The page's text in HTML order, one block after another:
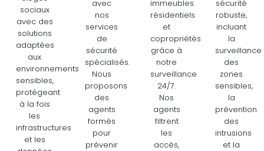
sociaux
avec des
solutions
adaptées
aux
environnements
sensibles,
protégeant
à la fois
les
infrastructures
et les
avec
nos
services
de
sécurité
spécialisés.
Nous
proposons
des
agents
formés
pour
prévenir
immeubles
résidentiels
et
copropriétés
grâce à
notre
surveillance
24/7.
Nos
agents
filtrent
les
accès,
sécurité
robuste,
incluant
la
surveillance
des
zones
sensibles,
la
prévention
des
intrusions
et la